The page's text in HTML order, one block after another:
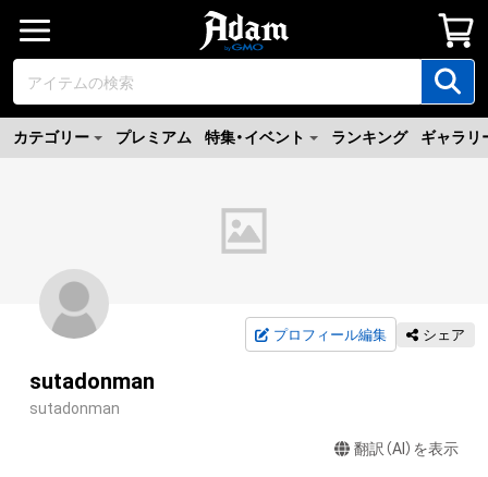
カテゴリー プレミアム 特集・イベント ランキング ギャラリ
プロフィール編集 シェア
sutadonman
sutadonman
翻訳（AI）を表示